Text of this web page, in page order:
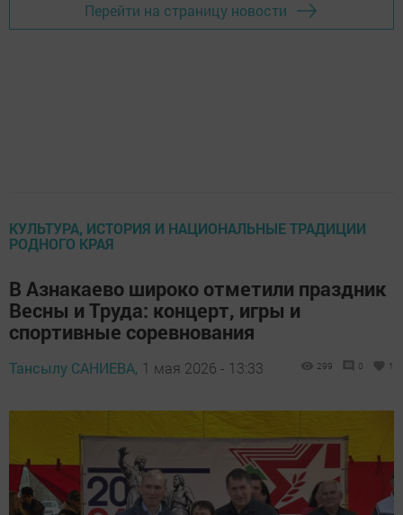
Перейти на страницу новости
КУЛЬТУРА, ИСТОРИЯ И НАЦИОНАЛЬНЫЕ ТРАДИЦИИ
РОДНОГО КРАЯ
В Азнакаево широко отметили праздник
Весны и Труда: концерт, игры и
спортивные соревнования
Тансылу САНИЕВА, 1 мая 2026 - 13:33 299 0 1